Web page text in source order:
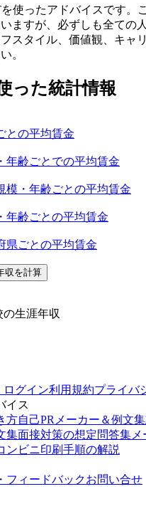
使ったアドバイスです。
ますが、必ずしも全ての
スタイル、価値観、キャ
。
った統計情報
との平均賃金
年齢ごとでの平均賃金
模・年齢ごとの平均賃金
年齢ごとの平均賃金
県ごとの平均賃金
収を計算
の生涯年収
ログイン利用規約プライバ
イス
方自己PRメーカー＆例文集
集面接対策の想定問答集メ
ンビニ印刷手順の解説
フィードバックお問い合せ